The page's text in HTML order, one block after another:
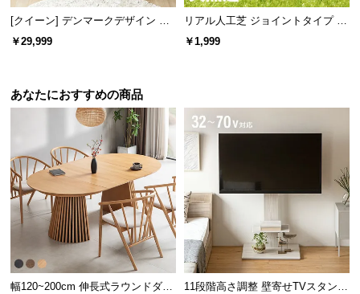
ゆったり寝転べるダブルサイズ。余裕のある寝返り
のスペースを確保できるので、快適に睡眠がとれま
[クイーン] デンマークデザイン ベ
ッドフレーム 木目調
￥29,999
リアル人工芝 ジョイントタイプ 30
cm 1/9/27枚 芝丈35mm
￥1,999
あなたにおすすめの商品
幅120~200cm 伸長式ラウンドダイ
11段階高さ調整 壁寄せTVスタンド